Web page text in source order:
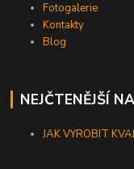
Fotogalerie
Kontakty
Blog
NEJČTENĚJŠÍ
JAK VYROBIT